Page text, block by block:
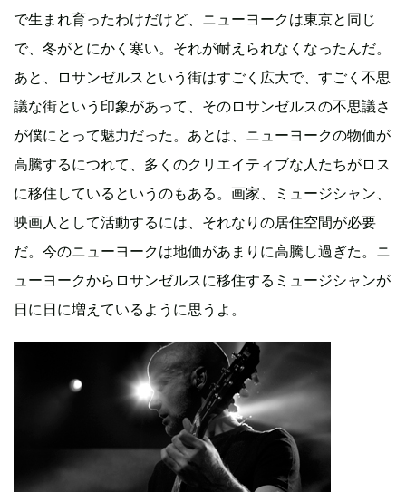
で生まれ育ったわけだけど、ニューヨークは東京と同じ
で、冬がとにかく寒い。それが耐えられなくなったんだ。
あと、ロサンゼルスという街はすごく広大で、すごく不思
議な街という印象があって、そのロサンゼルスの不思議さ
が僕にとって魅力だった。あとは、ニューヨークの物価が
高騰するにつれて、多くのクリエイティブな人たちがロス
に移住しているというのもある。画家、ミュージシャン、
映画人として活動するには、それなりの居住空間が必要
だ。今のニューヨークは地価があまりに高騰し過ぎた。ニ
ューヨークからロサンゼルスに移住するミュージシャンが
日に日に増えているように思うよ。